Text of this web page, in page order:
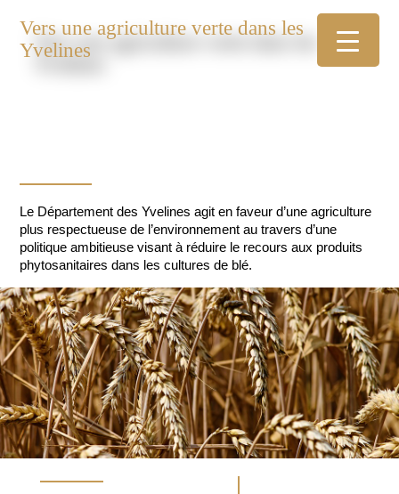
Vers une agriculture verte dans les
Yvelines
Le Département des Yvelines agit en faveur d’une agriculture
plus respectueuse de l’environnement au travers d’une
politique ambitieuse visant à réduire le recours aux produits
phytosanitaires dans les cultures de blé.